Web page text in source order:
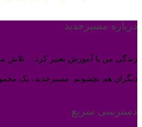
درباره مسیرجدید
زندگی من با آموزش تغییر کرد… تلاش
دیگران هم بچشونم. مسیرجدید، یک
دسترسی سریع